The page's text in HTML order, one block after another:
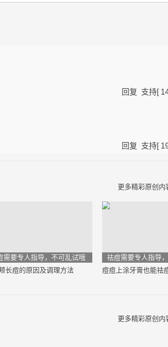
回复 支持[
回复 支持[
更多精彩原创内
需要专人指导，不可乱试哦
长痘的原因及调理方法
祛痘需要专人指导
痘痘上涂牙膏也能祛
更多精彩原创内